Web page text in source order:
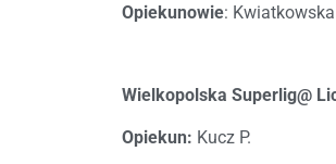
Opiekunowie:
Wielkopolska Superlig@
Opiekun: Kucz P.